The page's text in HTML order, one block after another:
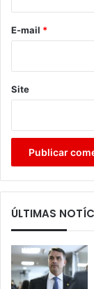
*
E-mail *
Site
ÚLTIMAS